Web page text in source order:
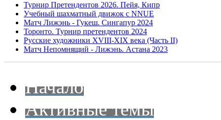
Турнир Претендентов 2026. Пейя, Кипр
Учебный шахматный движок с NNUE
Матч Лижэнь - Гукеш. Сингапур 2024
Торонто. Турнир претендентов 2024
Русские художники XVIII-XIX века (Часть II)
Матч Непомнящий - Лижэнь. Астана 2023
Начало
Активные темы